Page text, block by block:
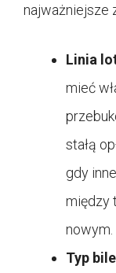
najważniejsze
Linia
mieć
stałą
gdy
między
nowym.
Typ